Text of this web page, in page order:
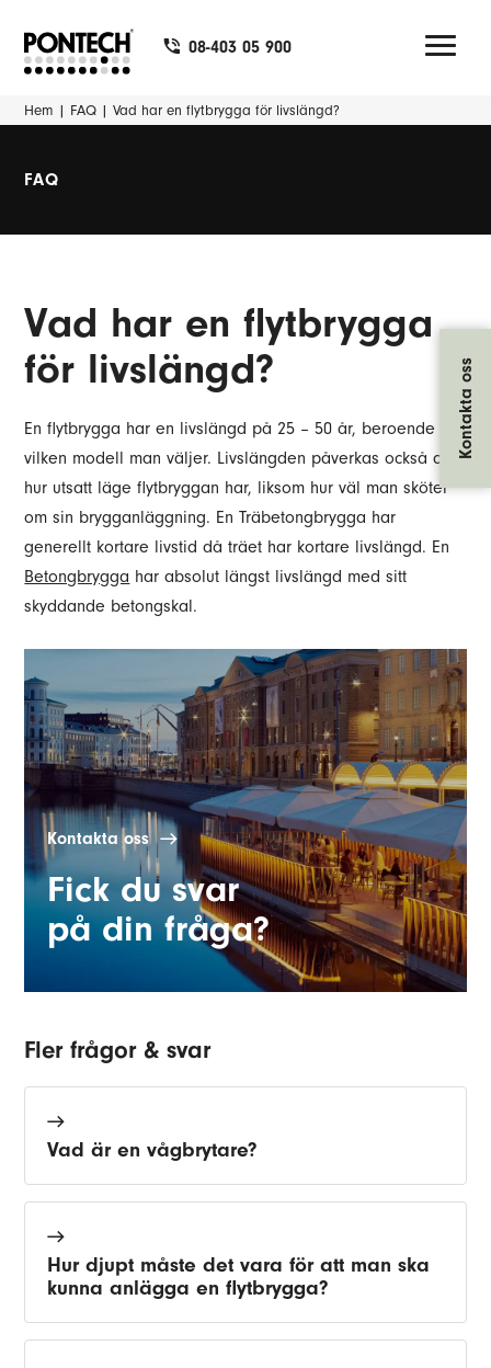
08-403 05 900
Hem | FAQ |Vad har en flytbrygga för livslängd?
FAQ
Vad har en flytbrygga
för livslängd?
En flytbrygga har en livslängd på 25 – 50 år, beroende på
vilken modell man väljer. Livslängden påverkas också av
hur utsatt läge flytbryggan har, liksom hur väl man sköter
om sin brygganläggning. En Träbetongbrygga har
generellt kortare livstid då träet har kortare livslängd. En
Betongbrygga har absolut längst livslängd med sitt
skyddande betongskal.
Kontakta oss
Fick du svar
på din fråga?
Fler frågor & svar
Vad är en vågbrytare?
Hur djupt måste det vara för att man ska
kunna anlägga en flytbrygga?
Kontakta oss